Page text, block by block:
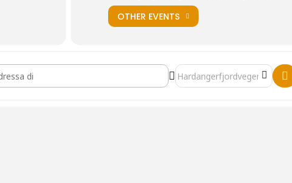
OTHER EVENTS
Langeland - Vind og sol [] Destination Address - Sinikka